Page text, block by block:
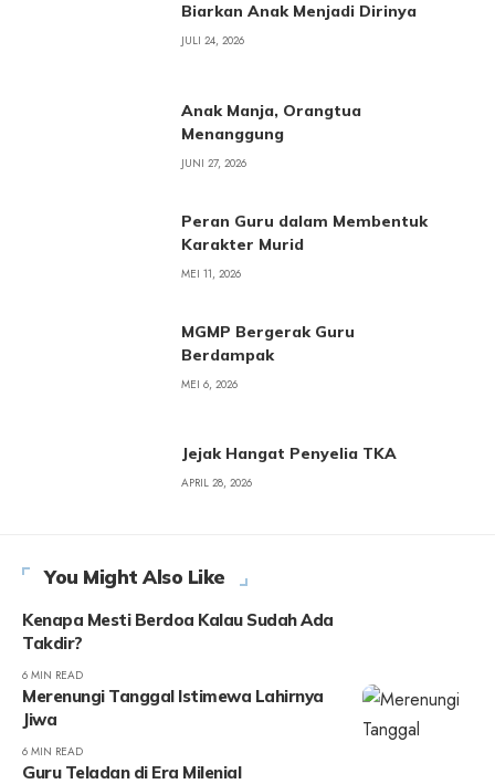
Biarkan Anak Menjadi Dirinya
JULI 24, 2026
Anak Manja, Orangtua
Menanggung
JUNI 27, 2026
Peran Guru dalam Membentuk
Karakter Murid
MEI 11, 2026
MGMP Bergerak Guru
Berdampak
MEI 6, 2026
Jejak Hangat Penyelia TKA
APRIL 28, 2026
You Might Also Like
Kenapa Mesti Berdoa Kalau Sudah Ada
Takdir?
6 MIN READ
Merenungi Tanggal Istimewa Lahirnya
Jiwa
6 MIN READ
Guru Teladan di Era Milenial